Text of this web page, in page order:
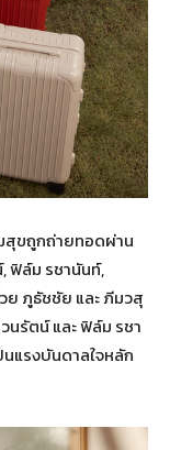
สุขถูกถ่ายทอดผ่าน
ฟิล์ม รชานันท์,
ภูธัชชัย และ ภีมวสุ
นรัตน์ และ ฟิล์ม รชา
แรงบันดาลใจหลัก